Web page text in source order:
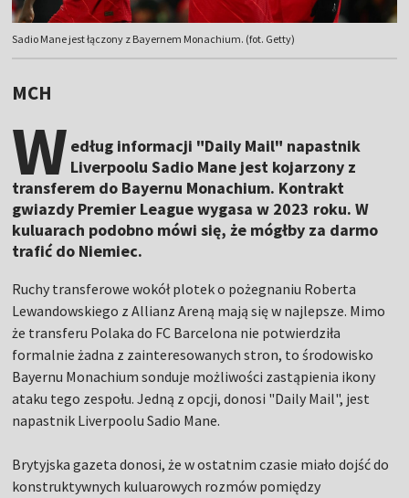
Sadio Mane jest łączony z Bayernem Monachium. (fot. Getty)
MCH
W edług informacji "Daily Mail" napastnik
Liverpoolu Sadio Mane jest kojarzony z
transferem do Bayernu Monachium. Kontrakt
gwiazdy Premier League wygasa w 2023 roku. W
kuluarach podobno mówi się, że mógłby za darmo
trafić do Niemiec.
Ruchy transferowe wokół plotek o pożegnaniu Roberta
Lewandowskiego z Allianz Areną mają się w najlepsze. Mimo
że transferu Polaka do FC Barcelona nie potwierdziła
formalnie żadna z zainteresowanych stron, to środowisko
Bayernu Monachium sonduje możliwości zastąpienia ikony
ataku tego zespołu. Jedną z opcji, donosi "Daily Mail", jest
napastnik Liverpoolu Sadio Mane.
Brytyjska gazeta donosi, że w ostatnim czasie miało dojść do
konstruktywnych kuluarowych rozmów pomiędzy